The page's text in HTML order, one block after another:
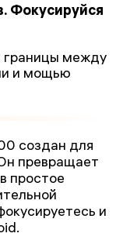
Фокусируйся
между
и мощью
создан для
превращает
простое
и